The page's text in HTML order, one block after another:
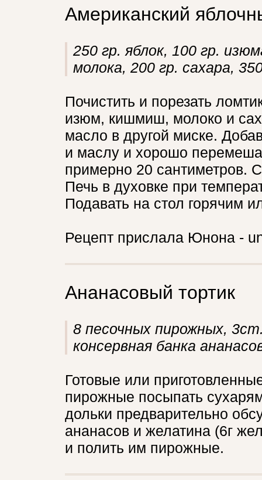
Американский
250 гр. яблок, 100 гр.
молока, 200 гр. сахара,
Почистить и порезать
изюм, кишмиш, молоко и
масло в другой миске.
и маслу и хорошо
примерно 20 сантиметров.
Печь в духовке при
Подавать на стол горячим
Рецепт прислала Юнона -
Ананасовый тортик
8 песочных пирожных,
консервная банка
Готовые или
пирожные посыпать
дольки предварительно
ананасов и желатина (6г
и полить им пирожные.